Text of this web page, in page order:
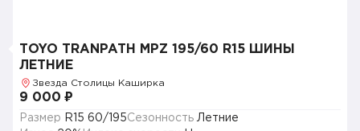
TOYO TRANPATH MPZ 195/60 R15 ШИНЫ
ЛЕТНИЕ
Звезда Столицы Каширка
9 000 ₽
Размер R15 60/195Сезонность Летние